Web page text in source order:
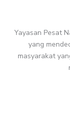
Yayasan Pesat
yang
masyarakat